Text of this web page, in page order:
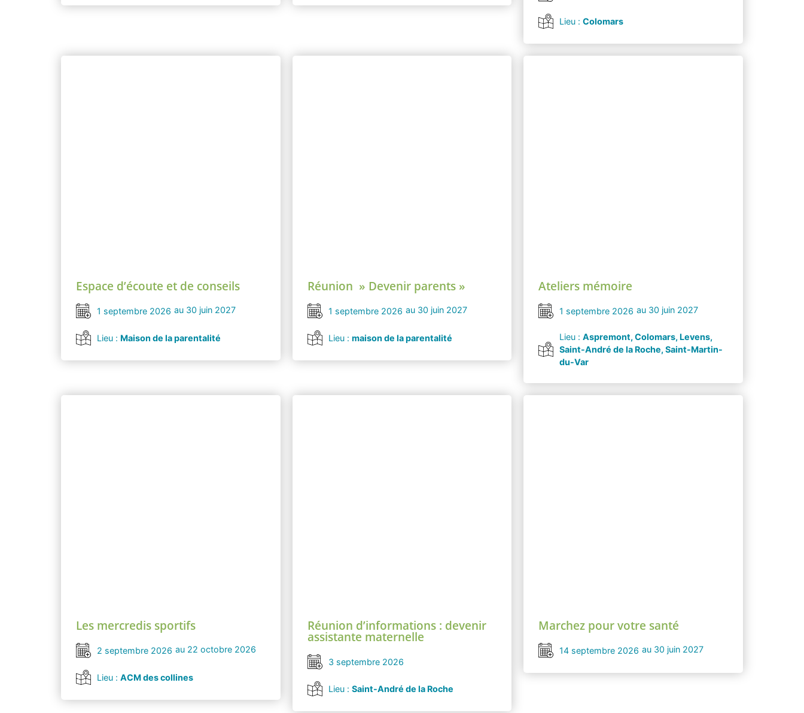
Lieu :Colomars
Espace d’écoute et de conseils
1 septembre 2026 au 30 juin 2027
Lieu : Maison de la parentalité
Réunion » Devenir parents »
1 septembre 2026 au 30 juin 2027
Lieu : maison de la parentalité
Ateliers mémoire
1 septembre 2026 au 30 juin 2027
Lieu :Aspremont, Colomars, Levens,
Saint-André de la Roche, Saint-Martin-
du-Var
Les mercredis sportifs
2 septembre 2026 au 22 octobre 2026
Lieu : ACM des collines
Réunion d’informations : devenir
assistante maternelle
3 septembre 2026
Lieu : Saint-André de la Roche
Marchez pour votre santé
14 septembre 2026 au 30 juin 2027